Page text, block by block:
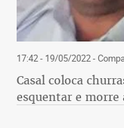
17:42 - 19/05/2022-
Casal coloca
esquentar e morre